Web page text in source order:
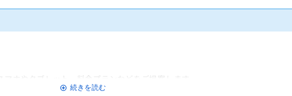
ホやタブレット、料金プランなどをご提案します。
続きを読む